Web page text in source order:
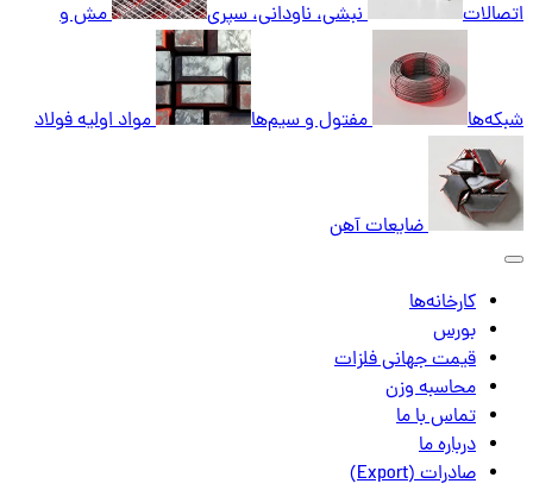
اتصالات نبشی، ناودانی، سپری مش و
شبکه‌ها مفتول و سیم‌ها مواد اولیه فولاد
ضایعات آهن
کارخانه‌ها
بورس
قیمت جهانی فلزات
محاسبه وزن
تماس با ما
درباره ما
صادرات (Export)